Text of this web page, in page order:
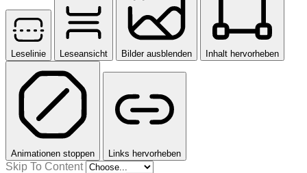
Leselinie Leseansicht Bilder ausblenden Inhalt hervorheben
Animationen stoppen Links hervorheben
Skip To Content